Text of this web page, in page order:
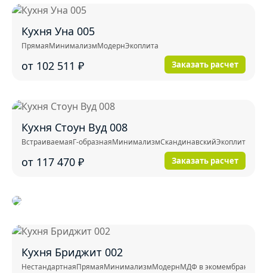
Кухня Уна 005
ПрямаяМинимализмМодернЭкоплита
от 102 511 ₽ Заказать расчет
Кухня Стоун Вуд 008
ВстраиваемаяГ-образнаяМинимализмСкандинавскийЭкоплита
от 117 470 ₽ Заказать расчет
Кухня Бриджит 002
НестандартнаяПрямаяМинимализмМодернМДФ в экомембране